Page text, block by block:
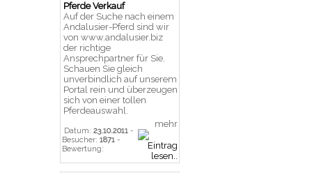
Pferde Verkauf
Auf der Suche nach einem
Andalusier-Pferd sind wir
von www.andalusier.biz
der richtige
Ansprechpartner für Sie.
Schauen Sie gleich
unverbindlich auf unserem
Portal rein und überzeugen
sich von einer tollen
Pferdeauswahl.
Datum: 23.10.2011 -
Besucher: 1871 -
Bewertung:
mehr